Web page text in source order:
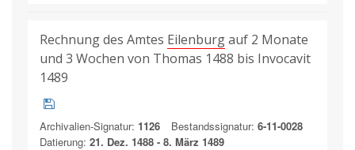
Rechnung des Amtes Eilenburgauf 2 Monate
und 3 Wochen von Thomas 1488 bis Invocavit
1489
Archivalien-Signatur: 1126 Bestandssignatur: 6-11-0028
Datierung: 21. Dez. 1488 - 8. März 1489